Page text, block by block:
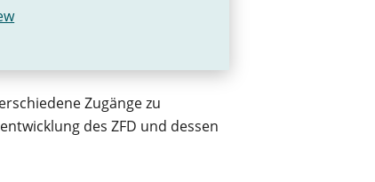
Zugänge zu
des ZFD und dessen